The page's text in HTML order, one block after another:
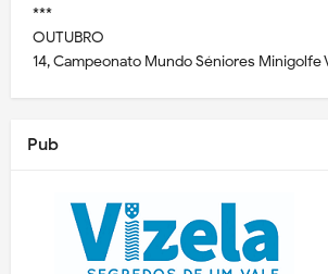
***
OUTUBRO
14, Campeonato Mundo Séniores Minigolfe
Pub